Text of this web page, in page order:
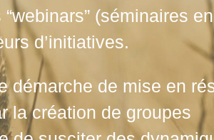
(séminaires
d’initiatives.
démarche de mise en
la création de groupes